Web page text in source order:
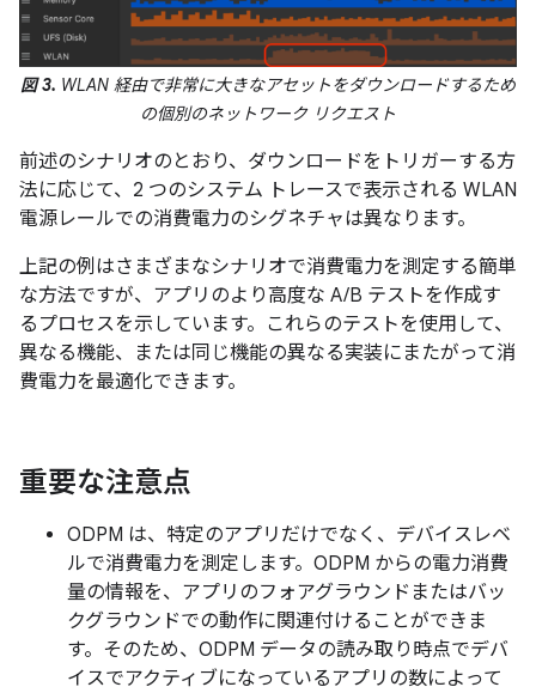
図 3. WLAN 経由で非常に大きなアセットをダウンロードするため
の個別のネットワーク リクエスト
前述のシナリオのとおり、ダウンロードをトリガーする方
法に応じて、2 つのシステム トレースで表示される WLAN
電源レールでの消費電力のシグネチャは異なります。
上記の例はさまざまなシナリオで消費電力を測定する簡単
な方法ですが、アプリのより高度な A/B テストを作成す
るプロセスを示しています。これらのテストを使用して、
異なる機能、または同じ機能の異なる実装にまたがって消
費電力を最適化できます。
重要な注意点
ODPM は、特定のアプリだけでなく、デバイスレベ
ルで消費電力を測定します。ODPM からの電力消費
量の情報を、アプリのフォアグラウンドまたはバッ
クグラウンドでの動作に関連付けることができま
す。そのため、ODPM データの読み取り時点でデバ
イスでアクティブになっているアプリの数によって